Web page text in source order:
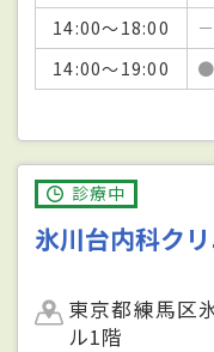
14:00～18:00
－
14:00～19:00
●
診療中
氷川台内科ク
東京都練馬区
ル1階